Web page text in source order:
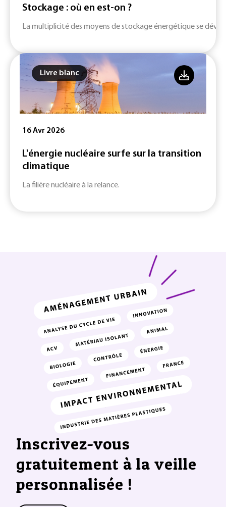
Stockage : où en est-on ?
La multiplicité des moyens de stockage énergétique se
Livre blanc
16 Avr 2026
L'énergie nucléaire surfe sur la transition
climatique
La filière nucléaire à la relance.
Inscrivez-vous
gratuitement à la veille
personnalisée !